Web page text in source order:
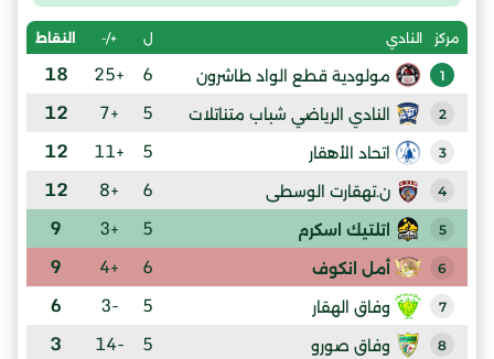
مركز النادي ل +/- النقاط
1 مولودية قطع الواد طاشرون 6
+25
18
2 النادي الرياضي شباب متناتلات 5
+7
12
3 اتحاد الأهقار 5
+11
12
4 ن.تهقارت الوسطى 6
+8
12
5 اتلتيك اسكرم 5
+3
9
6 أمل انكوف 6
+4
9
7 وفاق الهقار 5
-3
6
8 وفاق صورو 5
-14
3